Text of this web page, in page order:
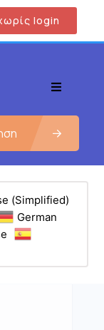
login
(Simplified)
German